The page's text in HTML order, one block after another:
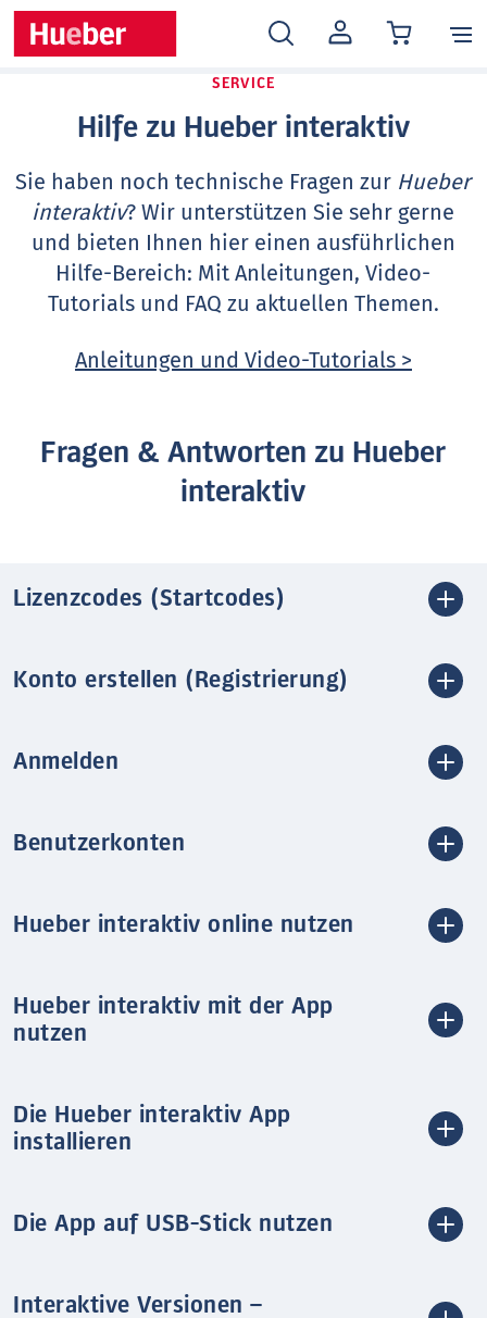
MEIN
KONTO
SERVICE
Hilfe zu Hueber interaktiv
Sie haben noch technische Fragen zur Hueber
interaktiv? Wir unterstützen Sie sehr gerne
und bieten Ihnen hier einen ausführlichen
Hilfe-Bereich: Mit Anleitungen, Video-
Tutorials und FAQ zu aktuellen Themen.
Anleitungen und Video-Tutorials >
Fragen & Antworten zu Hueber
interaktiv
Lizenzcodes (Startcodes)
Konto erstellen (Registrierung)
Anmelden
Benutzerkonten
Hueber interaktiv online nutzen
Hueber interaktiv mit der App
nutzen
Die Hueber interaktiv App
installieren
Die App auf USB-Stick nutzen
Interaktive Versionen –